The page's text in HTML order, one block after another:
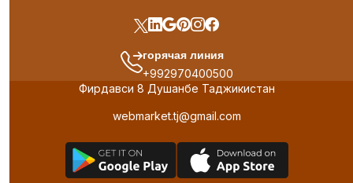
горячая линия
+992970400500
Фирдавси 8 Душанбе Таджикистан
webmarket.tj@gmail.com